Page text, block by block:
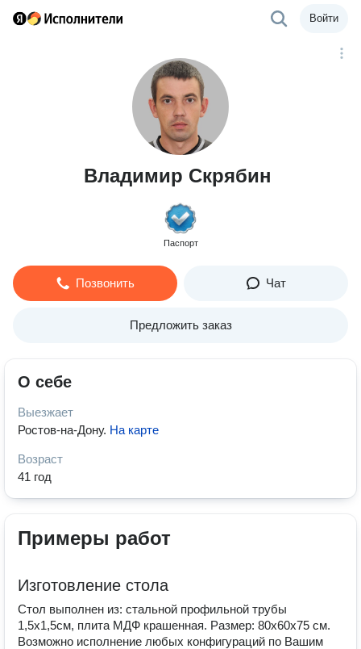
Войти
Владимир Скрябин
Паспорт
Позвонить Чат
Предложить заказ
О себе
Выезжает
Ростов-на-Дону. На карте
Возраст
41 год
Примеры работ
Изготовление стола
Стол выполнен из: стальной профильной трубы
1,5х1,5см, плита МДФ крашенная. Размер: 80х60х75 см.
Возможно исполнение любых конфигураций по Вашим